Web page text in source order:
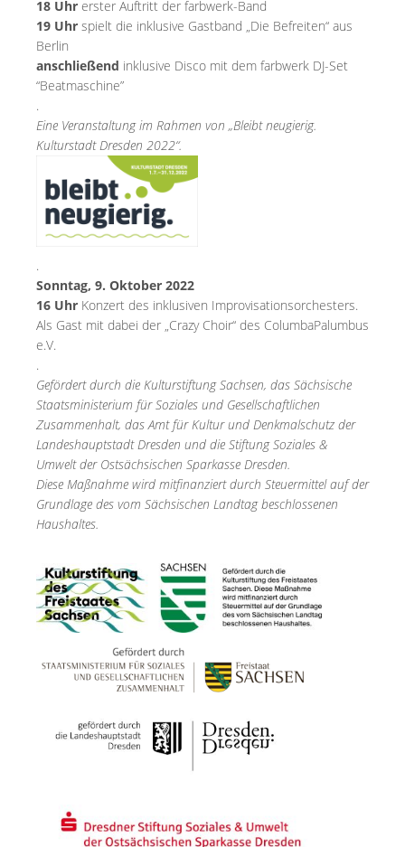
18 Uhr erster Auftritt der farbwerk-Band
19 Uhr spielt die inklusive Gastband „Die Befreiten“ aus
Berlin
anschließend inklusive Disco mit dem farbwerk DJ-Set
“Beatmaschine”
.
Eine Veranstaltung im Rahmen von „Bleibt neugierig.
Kulturstadt Dresden 2022“.
.
Sonntag, 9. Oktober 2022
16 Uhr Konzert des inklusiven Improvisationsorchesters.
Als Gast mit dabei der „Crazy Choir“ des ColumbaPalumbus
e.V.
.
Gefördert durch die Kulturstiftung Sachsen, das Sächsische
Staatsministerium für Soziales und Gesellschaftlichen
Zusammenhalt, das Amt für Kultur und Denkmalschutz der
Landeshauptstadt Dresden und die Stiftung Soziales &
Umwelt der Ostsächsischen Sparkasse Dresden.
Diese Maßnahme wird mitfinanziert durch Steuermittel auf der
Grundlage des vom Sächsischen Landtag beschlossenen
Haushaltes.